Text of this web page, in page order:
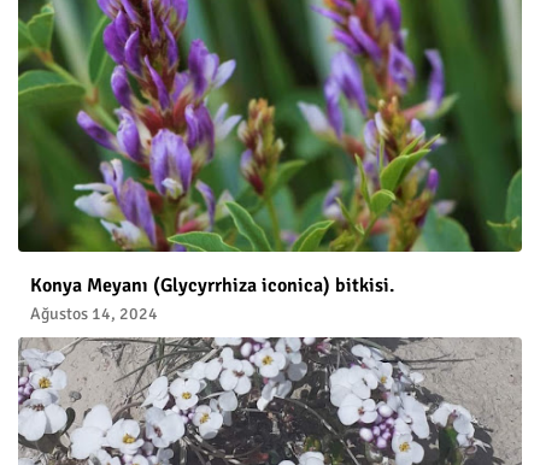
Konya Meyanı (Glycyrrhiza iconica) bitkisi.
Ağustos 14, 2024